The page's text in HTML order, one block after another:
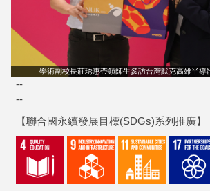
學術副校長莊琇惠帶領師生參訪台灣默克高雄半導
--
--
【聯合國永續發展目標(SDGs)系列推廣】